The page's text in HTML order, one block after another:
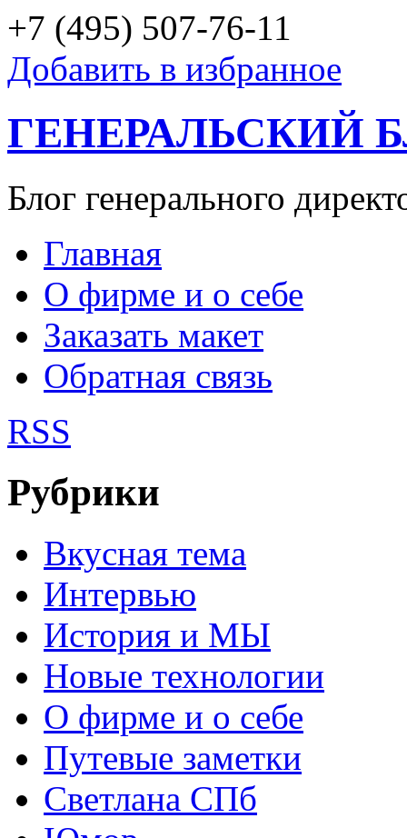
+7 (495) 507-76-11
Добавить в избранное
ГЕНЕРАЛЬСКИЙ
Блог генерального
Главная
О фирме и о себе
Заказать макет
Обратная связь
RSS
Рубрики
Вкусная тема
Интервью
История и МЫ
Новые технологии
О фирме и о себе
Путевые заметки
Светлана СПб